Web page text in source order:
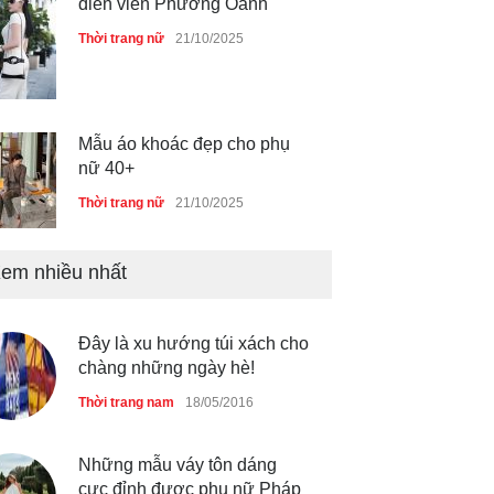
diễn viên Phương Oanh
Thời trang nữ 21/10/2025
Mẫu áo khoác đẹp cho phụ
nữ 40+
Thời trang nữ 21/10/2025
Chiếc áo dài cưới của Hoa
Thời trang nữ 21/10/2025
sáng tạo mới của giới trẻ
nhiều nhất
Đây là xu hướng túi xách cho
chàng những ngày hè!
Thời trang nam 18/05/2016
Những mẫu váy tôn dáng
cực đỉnh được phụ nữ Pháp